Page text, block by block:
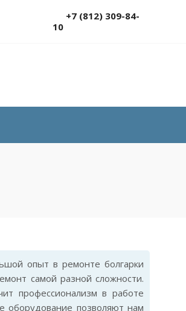
+7 (812) 309-84-
10
опыт в ремонте болгарки
самой разной сложности.
профессионализм в работе
оборудование позволяют нам